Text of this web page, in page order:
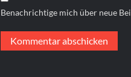
Benachrichtige mich über neue